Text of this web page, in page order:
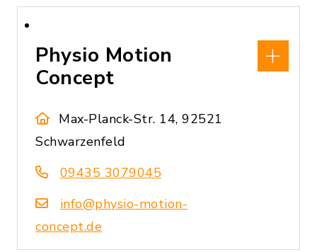
Physio Motion
Concept
Max-Planck-Str. 14, 92521
Schwarzenfeld
09435 3079045
info@physio-motion-
concept.de